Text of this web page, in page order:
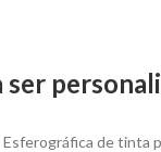
Esferográfica de